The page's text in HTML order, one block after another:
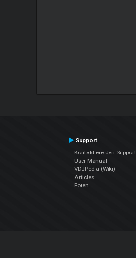
Support
Kontaktiere den Support
User Manual
VDJPedia (Wiki)
Articles
Foren